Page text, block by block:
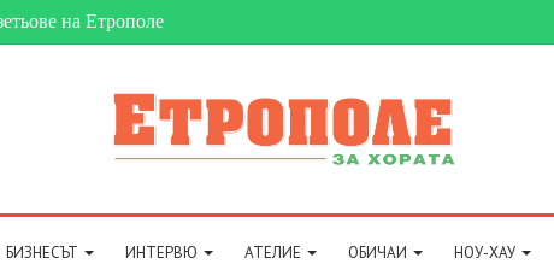
БИЗНЕСЪТ ИНТЕРВЮ АТЕЛИЕ ОБИЧАИ НОУ-ХАУ